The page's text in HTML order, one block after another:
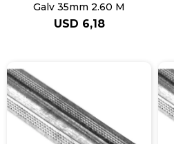
Galv 35mm 2.60 M
USD 6,18